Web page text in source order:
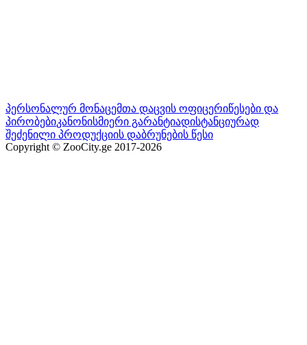
პერსონალურ მონაცემთა დაცვის ოფიცერიწესები და
პირობებიკანონისმიერი გარანტიადისტანციურად
შეძენილი პროდუქციის დაბრუნების წესი
Copyright © ZooCity.ge 2017-2026